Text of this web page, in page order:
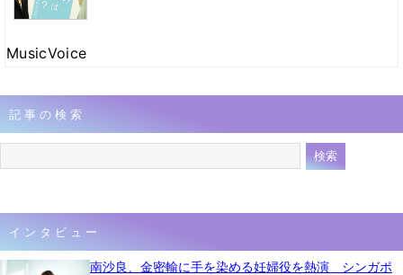
MusicVoice
記事の検索
インタビュー
南沙良、金密輸に手を染める妊婦役を熱演 シンガポ